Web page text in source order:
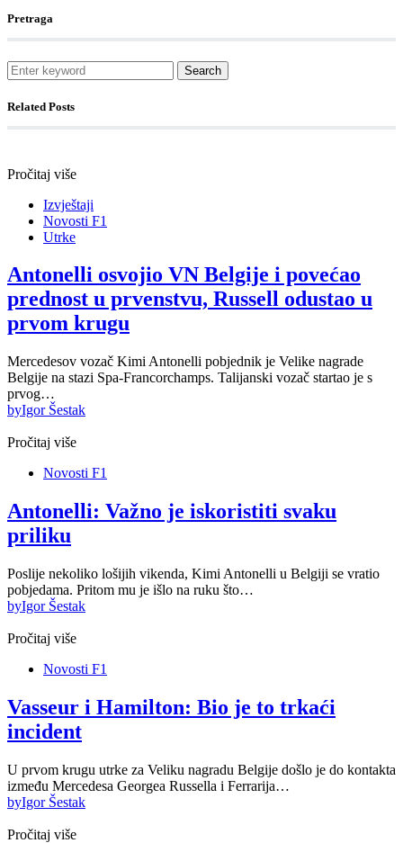
Pretraga
Search
Related Posts
Pročitaj više
Izvještaji
Novosti F1
Utrke
Antonelli osvojio VN Belgije i povećao
prednost u prvenstvu, Russell odustao u
prvom krugu
Mercedesov vozač Kimi Antonelli pobjednik je Velike nagrade
Belgije na stazi Spa-Francorchamps. Talijanski vozač startao je s
prvog…
byIgor Šestak
Pročitaj više
Novosti F1
Antonelli: Važno je iskoristiti svaku
priliku
Poslije nekoliko lošijih vikenda, Kimi Antonelli u Belgiji se vratio
pobjedama. Pritom mu je išlo na ruku što…
byIgor Šestak
Pročitaj više
Novosti F1
Vasseur i Hamilton: Bio je to trkaći
incident
U prvom krugu utrke za Veliku nagradu Belgije došlo je do kontakta
između Mercedesa Georgea Russella i Ferrarija…
byIgor Šestak
Pročitaj više